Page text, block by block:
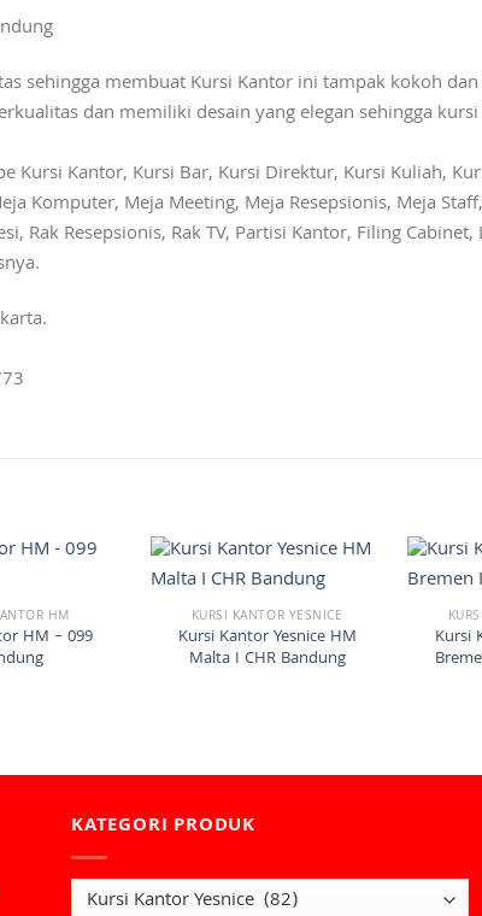
sehingga membuat Kursi Kantor ini tampak kokoh
dan memiliki desain yang elegan sehingga
Kursi Kantor, Kursi Bar, Kursi Direktur, Kursi Kuliah,
Komputer, Meja Meeting, Meja Resepsionis, Meja
Rak Resepsionis, Rak TV, Partisi Kantor, Filing
HM
HM – 099
KURSI KANTOR YESNICE
Kursi Kantor Yesnice HM
Malta I CHR Bandung
Kursi
KATEGORI PRODUK